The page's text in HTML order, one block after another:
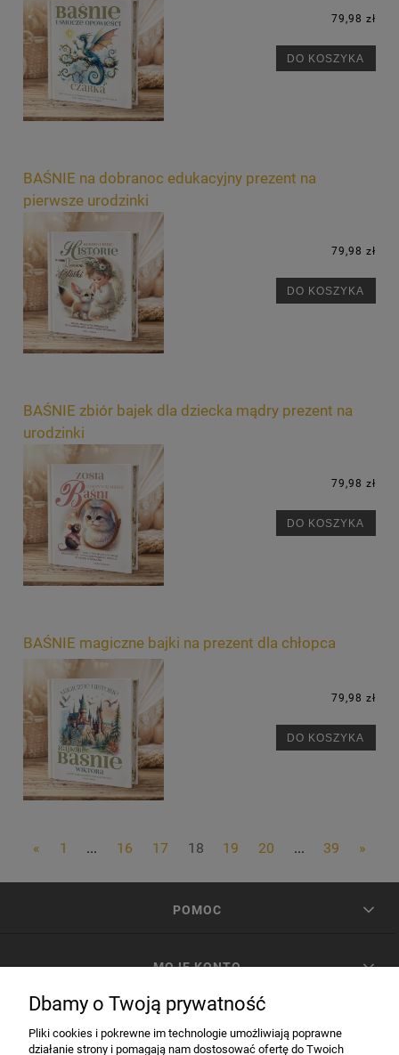
79,98 zł
DO KOSZYKA
BAŚNIE na dobranoc edukacyjny prezent na
pierwsze urodzinki
79,98 zł
DO KOSZYKA
BAŚNIE zbiór bajek dla dziecka mądry prezent na
urodzinki
79,98 zł
DO KOSZYKA
BAŚNIE magiczne bajki na prezent dla chłopca
79,98 zł
DO KOSZYKA
« 1 ... 16 17 18 19 20 ... 39 »
POMOC
MOJE KONTO
Dbamy o Twoją prywatność
Pliki cookies i pokrewne im technologie umożliwiają poprawne
działanie strony i pomagają nam dostosować ofertę do Twoich